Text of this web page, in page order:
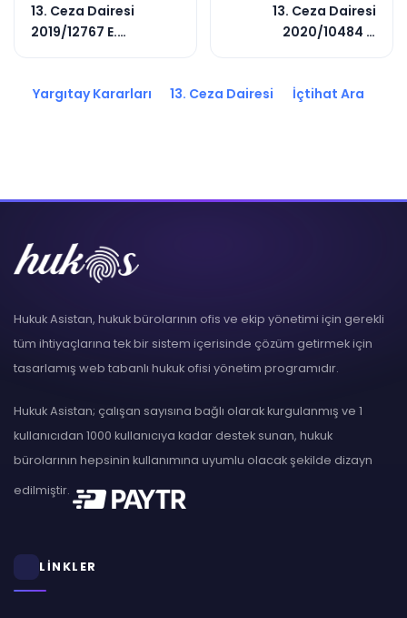
13. Ceza Dairesi
2019/12767 E.
13. Ceza Dairesi
2020/10484 E.
Yargıtay Kararları 13. Ceza Dairesi İçtihat Ara
Hukuk Asistan, hukuk bürolarının ofis ve ekip yönetimi için gerekli
tüm ihtiyaçlarına tek bir sistem içerisinde çözüm getirmek için
tasarlamış web tabanlı hukuk ofisi yönetim programıdır.
Hukuk Asistan; çalışan sayısına bağlı olarak kurgulanmış ve 1
kullanıcıdan 1000 kullanıcıya kadar destek sunan, hukuk
bürolarının hepsinin kullanımına uyumlu olacak şekilde dizayn
edilmiştir.
LİNKLER